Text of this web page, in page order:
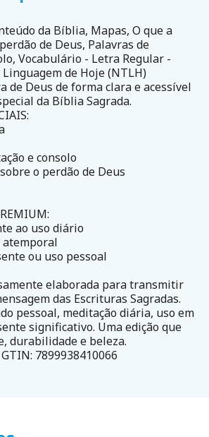
da Bíblia, Mapas, O que a
de Deus, Palavras de
Vocabulário - Letra Regular -
de Hoje (NTLH)
de Deus de forma clara e acessível
da Bíblia Sagrada.
e consolo
o perdão de Deus
ao uso diário
atemporal
ou uso pessoal
elaborada para transmitir
das Escrituras Sagradas.
pessoal, meditação diária, uso em
significativo. Uma edição que
durabilidade e beleza.
7899938410066